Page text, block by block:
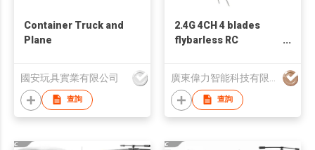
Container Truck and
Plane
國安玩具實業有限公司
查詢
2.4G 4CH 4 blades
flybarless RC
查詢